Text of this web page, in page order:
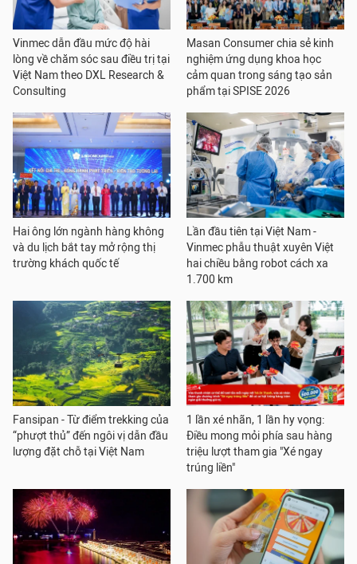
Vinmec dẫn đầu mức độ hài
lòng về chăm sóc sau điều trị tại
Việt Nam theo DXL Research &
Consulting
Masan Consumer chia sẻ kinh
nghiệm ứng dụng khoa học
cảm quan trong sáng tạo sản
phẩm tại SPISE 2026
Hai ông lớn ngành hàng không
và du lịch bắt tay mở rộng thị
trường khách quốc tế
Lần đầu tiên tại Việt Nam -
Vinmec phẫu thuật xuyên Việt
hai chiều bằng robot cách xa
1.700 km
Fansipan - Từ điểm trekking của
“phượt thủ” đến ngôi vị dẫn đầu
lượng đặt chỗ tại Việt Nam
1 lần xé nhãn, 1 lần hy vọng:
Điều mong mỏi phía sau hàng
triệu lượt tham gia "Xé ngay
trúng liền"